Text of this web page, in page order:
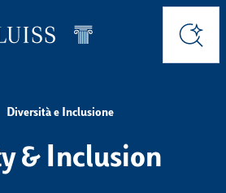
Cerca
Diversità e Inclusione
& Inclusion